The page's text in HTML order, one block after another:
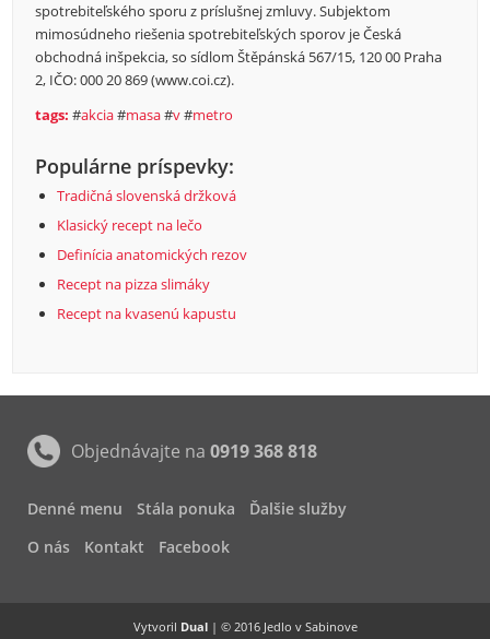
spotrebiteľského sporu z príslušnej zmluvy. Subjektom
mimosúdneho riešenia spotrebiteľských sporov je Česká
obchodná inšpekcia, so sídlom Štěpánská 567/15, 120 00 Praha
2, IČO: 000 20 869 (www.coi.cz).
tags: #akcia#masa#v#metro
Populárne príspevky:
Tradičná slovenská držková
Klasický recept na lečo
Definícia anatomických rezov
Recept na pizza slimáky
Recept na kvasenú kapustu
Objednávajte na 0919 368 818
Denné menu Stála ponuka
Ďalšie služby
O nás
Kontakt Facebook
Vytvoril Dual| © 2016 Jedlo v Sabinove